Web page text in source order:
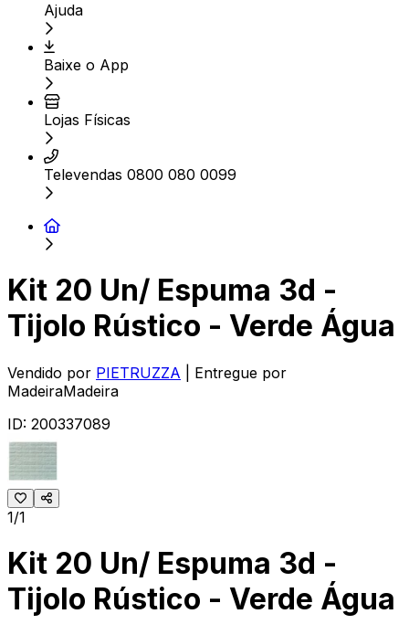
Ajuda
Baixe o App
Lojas Físicas
Televendas 0800 080 0099
Kit 20 Un/ Espuma 3d -
Tijolo Rústico - Verde Água
Vendido por PIETRUZZA
| Entregue por
MadeiraMadeira
ID: 200337089
1/1
Kit 20 Un/ Espuma 3d -
Tijolo Rústico - Verde Água